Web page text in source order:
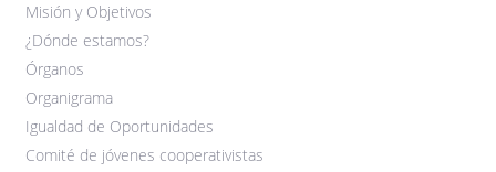
Misión y Objetivos
¿Dónde estamos?
Órganos
Organigrama
Igualdad de Oportunidades
Comité de jóvenes cooperativistas